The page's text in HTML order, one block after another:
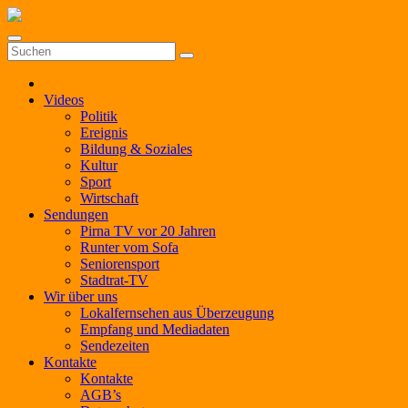
Zum
springen
Videos
Politik
Ereignis
Bildung & Soziales
Kultur
Sport
Wirtschaft
Sendungen
Pirna TV vor 20 Jahren
Runter vom Sofa
Seniorensport
Stadtrat-TV
Wir über uns
Lokalfernsehen aus Überzeugung
Empfang und Mediadaten
Sendezeiten
Kontakte
Kontakte
AGB’s